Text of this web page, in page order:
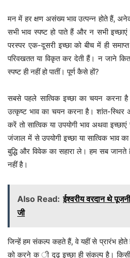
मन में हर क्षण असंख्य भाव उत्पन्न होते हैं,
सभी भाव स्पष्ट हो पाते हैं और न सभी इच्छाएं
परस्पर एक-दूसरी इच्छा को बीच में ही
परिवखतत या विकृत कर देती हैं। न जाने
स्पष्ट ही नहीं हो पातीं। पूर्ण कैसे हों?
सबसे पहले सात्विक इच्छा का चयन करना
उत्कृष्ट भाव का चयन करना है। शांत-स्थिर
करें तो सात्विक या उपयोगी भाव अथवा
जंजाल में से उपयोगी इच्छा या सात्विक भाव
बुद्धि और विवेक का सहारा ले। हम सब
नहीं है।
Also Read: ईश्वरीय वरदान थे
जी
जिन्हें हम संकल्प कहते हैं, वे यहीं से प्रारंभ होते
को करने क ी दृढ़ इच्छा ही संकल्प है। किसी